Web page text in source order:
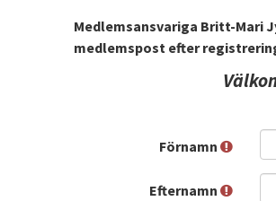
Medlemsansvariga Britt-Mari
medlemspost efter
Förnamn
Efternamn